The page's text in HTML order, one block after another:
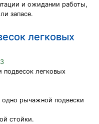
и ожидании работы,
запасе.
легковых
подвесок легковых
одно рычажной подвески
стойки.